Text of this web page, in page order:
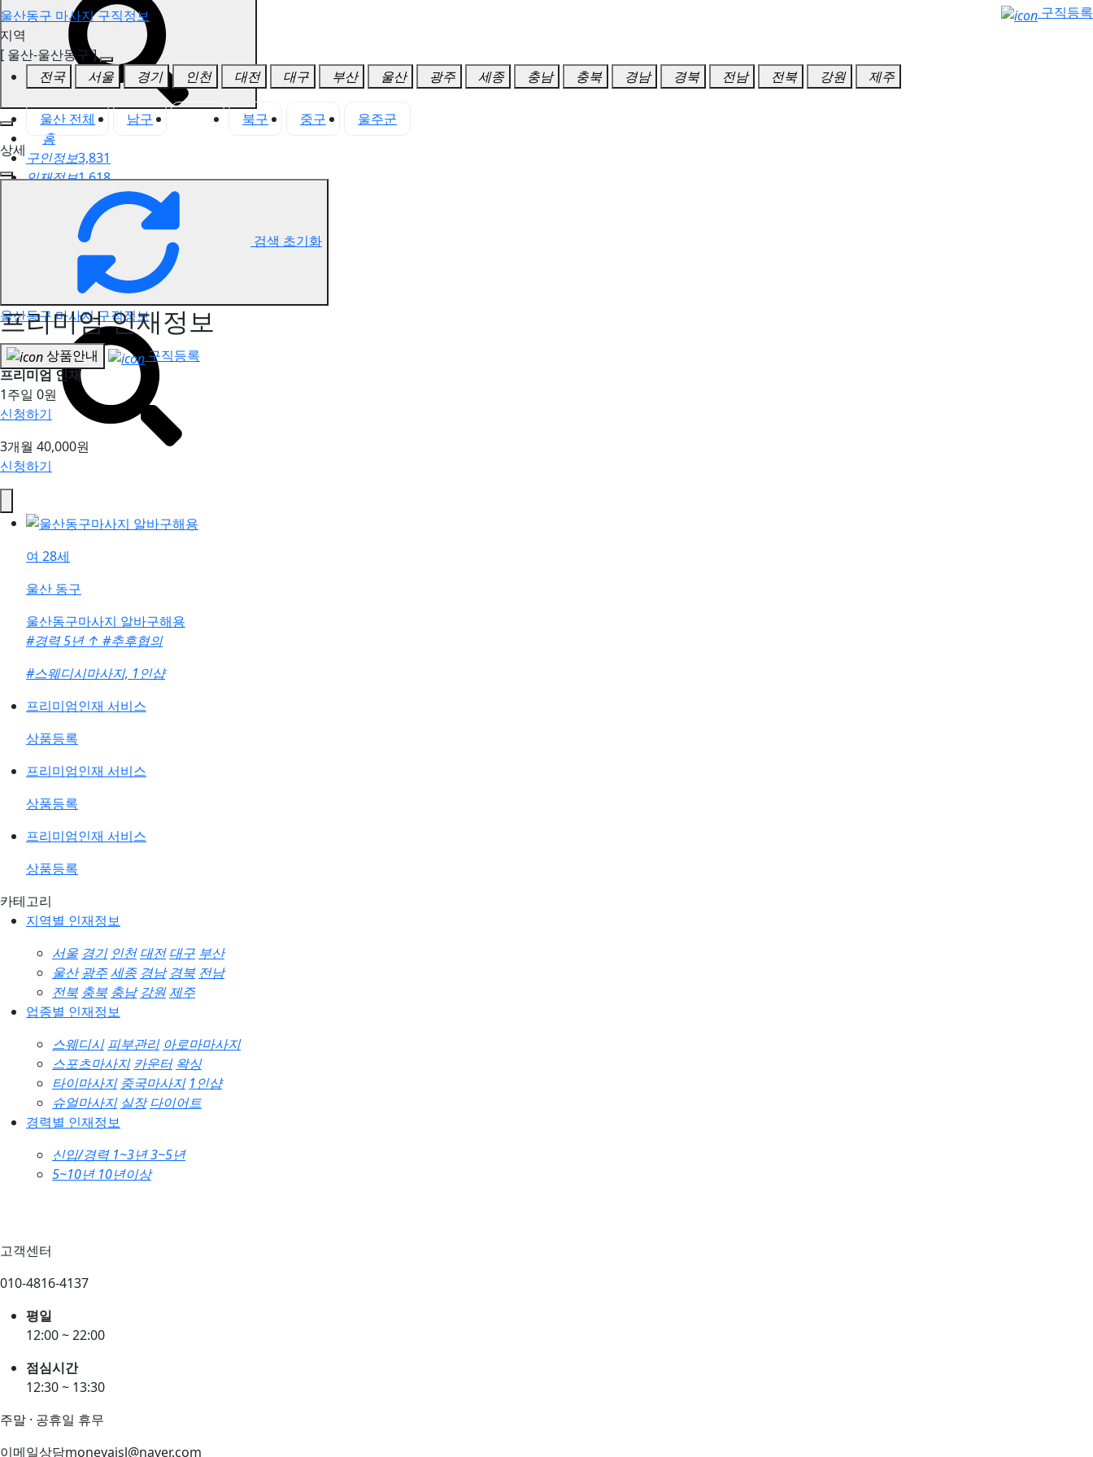
홈
구인정보3,831
인재정보1,618
고객센터
전국업체정보
마사지가이드
업체 서비스 관리
울산동구 마사지 구직정보
울산동구 마사지 구직정보
구직등록
지역
[ 울산-울산동구 ]
전국
서울 경기 인천 대전 대구 부산 울산 광주 세종 충남 충북 경남 경북 전남 전북 강원 제주
울산 전체 남구 북구 중구
울주군
상세
검색 초기화
프리미엄 인재정보
상품안내
구직등록
프리미엄 인재
1주일 0원
신청하기
3개월 40,000원
신청하기
여 28세
울산 동구
울산동구마사지 알바구해용
#경력 5년 ↑ #추후협의
#스웨디시마사지, 1인샵
프리미엄인재 서비스
상품등록
프리미엄인재 서비스
상품등록
프리미엄인재 서비스
상품등록
카테고리
지역별 인재정보
서울 경기 인천 대전 대구 부산
울산 광주세종 경남 경북 전남
전북 충북 충남 강원제주
업종별 인재정보
스웨디시 피부관리 아로마마사지
스포츠마사지 카운터 왁싱
타이마사지 중국마사지 1인샵
슈얼마사지 실장 다이어트
경력별 인재정보
신입/경력 1~3년3~5년
5~10년 10년이상
고객센터
010-4816-4137
평일
12:00 ~ 22:00
점심시간
12:30 ~ 13:30
주말 · 공휴일 휴무
이메일상담moneyajsl@naver.com